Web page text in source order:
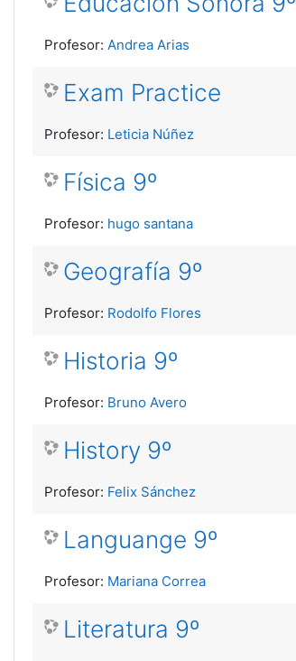
Profesor: Andrea Arias
Exam Practice
Profesor: Leticia Núñez
Física 9º
Profesor: hugo santana
Geografía 9º
Profesor: Rodolfo Flores
Historia 9º
Profesor: Bruno Avero
History 9º
Profesor: Felix Sánchez
Languange 9º
Profesor: Mariana Correa
Literatura 9º